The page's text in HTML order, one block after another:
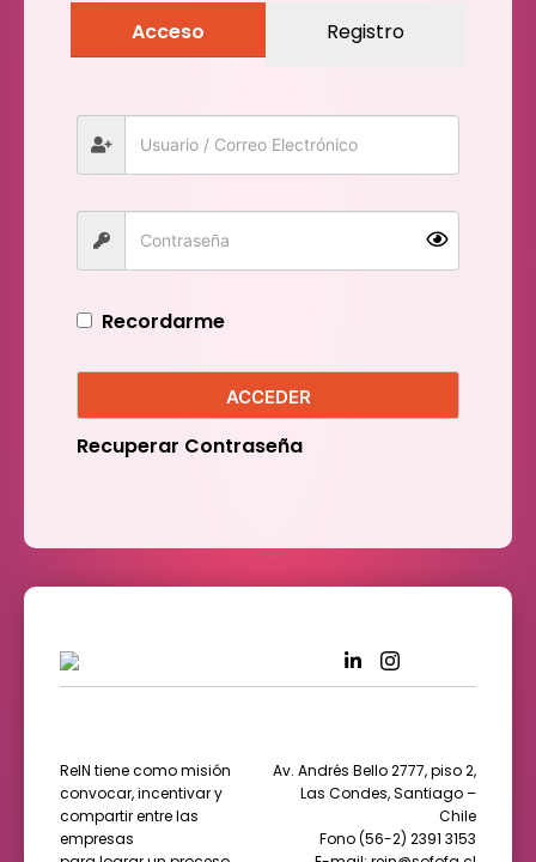
Acceso Registro
Recordarme
ACCEDER
Recuperar Contraseña
ReIN tiene como misión
convocar, incentivar y
compartir entre las
empresas
Av. Andrés Bello 2777, piso 2,
Las Condes, Santiago –
Chile
Fono (56-2) 2391 3153